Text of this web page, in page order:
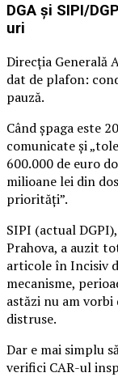
DGA și SIPI/
uri
Direcția Generală
dat de plafon:
pauză.
Când șpaga este
comunicate și
600.000 de euro
milioane lei din
priorități”.
SIPI (actual
Prahova, a auzit
articole în Incisiv
mecanisme,
astăzi nu am
distruse.
Dar e mai simplu
verifici CAR-ul